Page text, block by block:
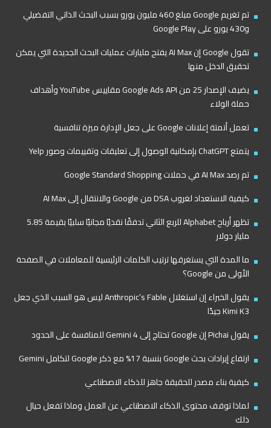
تم تغريم Google مبلغ 460 مليون يورو بسبب البحث الذاتي التفضيلي
و430 يورو على Google Play
تقول Google إن AI Max يفتح مليارات عمليات البحث الجديدة التي يمكن
تحقيق الدخل منها
يضيف الإصدار 25 من Google Ads API مقاييس YouTube وأهداف
حملة الولاء
تعمل أتمتة إعلانات Google على جعل الإدارة ميزة تنافسية
يتمتع ChatGPT بإمكانية الوصول إلى تعليقات وتقييمات وصور Yelp
تم رصد AI Max في حملات Google Standard Shopping
كيفية الاستعداد لغروب DSA من Google والانتقال إلى AI Max
تظهر أرباح Alphabet للربع الثاني تدفقًا نقديًا مجانيًا سلبيًا بقيمة 5.85
مليار دولار
ما المدة التي يستغرقها ترتيب الكلمات الرئيسية للمعاملات في الصفحة
الأولى من Google؟
يقول الخبراء إن استغلال Anthropic’s Fable ليس هو السبب الذي جعل
Kimi K3 جيدًا
يقول Pichai إن Google تحتاج إلى Gemini 4 للمنافسة على الحدود
ارتفاع إيرادات بحث Google بنسبة 17% مع ذكر Google لتكامل Gemini
كيفية بناء مصدر للحقيقة جاهز للذكاء الاصطناعي
لماذا توقف محتوى الذكاء الاصطناعي عن العمل وماذا تفعل حيال
ذلك